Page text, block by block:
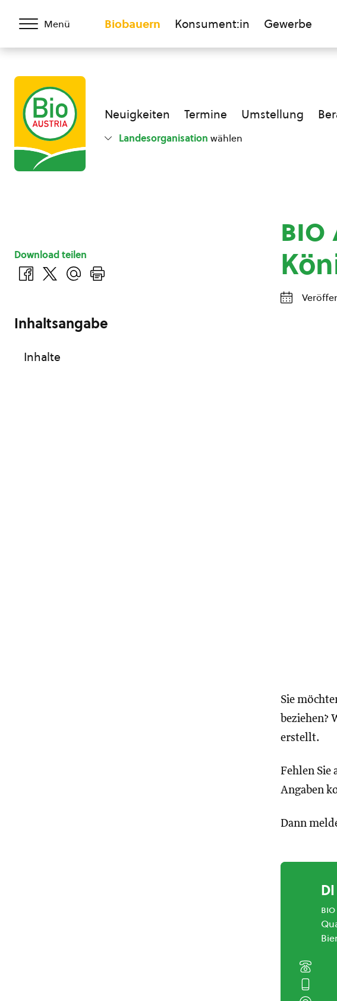
Menü Biobauern Konsument:in Gewerbe
Neuigkeiten Termine Umstellung
Landesorganisation wählen
bio
Sie
beziehen?
erstellt.
Fehlen Sie
Angaben
Dann
Download teilen
Inhaltsangabe
Inhalte